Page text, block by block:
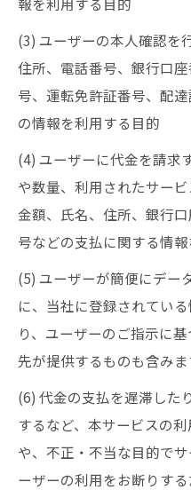
(3) ユーザーの本人確認を
住所、電話番号、銀行口
号、運転免許証番号、配
の情報を利用する目的
(4) ユーザーに代金を請求
や数量、利用されたサー
金額、氏名、住所、銀行
号などの支払に関する情
(5) ユーザーが簡便にデー
に、当社に登録されてい
り、ユーザーのご指示に
先が提供するものも含み
(6) 代金の支払を遅滞した
するなど、本サービスの
や、不正・不当な目的で
ーザーの利用をお断りす